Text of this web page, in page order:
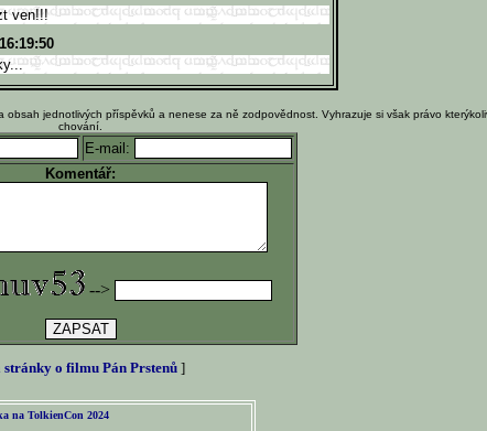
ven!!!
jednotlivých příspěvků a nenese za ně zodpovědnost. Vyhrazuje si však právo
chování.
E-mail:
Komentář:
-->
stránky o filmu Pán Prstenů ]
na TolkienCon 2024